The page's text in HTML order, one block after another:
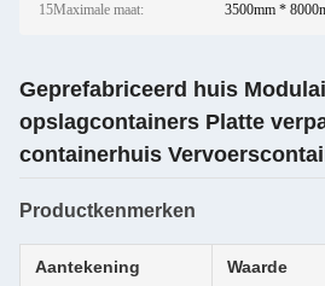
15Maximale maat: 3500mm *
Geprefabriceerd huis
opslagcontainers Platte
containerhuis
Productkenmerken
Aantekening Waarde